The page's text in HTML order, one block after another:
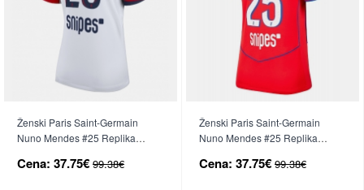
Ženski Paris Saint-Germain
Nuno Mendes #25 Replika
26 Kratek Rokav
Cena: 37.75€ 99.38€
Ženski Paris Saint-Germain
Nuno Mendes #25 Replika
Kratek Rokav
Cena: 37.75€ 99.38€